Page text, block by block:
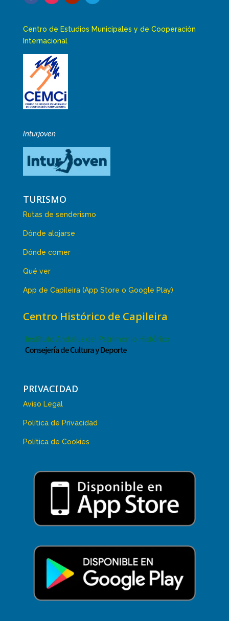
Centro de Estudios Municipales y de Cooperación
Internacional
Inturjoven
TURISMO
Rutas de senderismo
Dónde alojarse
Dónde comer
Qué ver
App de Capileira (App Store o Google Play)
Centro Histórico de Capileira
PRIVACIDAD
Aviso Legal
Política de Privacidad
Política de Cookies